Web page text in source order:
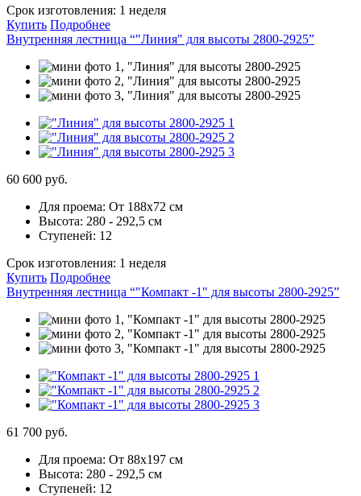
Срок изготовления: 1 неделя
Купить Подробнее
Внутренняя лестница “"Линия" для высоты 2800-2925”
60 600 руб.
Для проема: От 188х72 см
Высота: 280 - 292,5 см
Ступеней: 12
Срок изготовления: 1 неделя
Купить Подробнее
Внутренняя лестница “"Компакт -1" для высоты 2800-2925”
61 700 руб.
Для проема: От 88х197 см
Высота: 280 - 292,5 см
Ступеней: 12